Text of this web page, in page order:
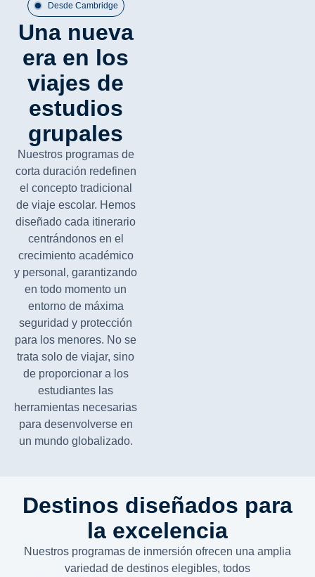
Desde Cambridge
Una nueva
era en los
viajes de
estudios
grupales
Nuestros programas de
corta duración redefinen
el concepto tradicional
de viaje escolar. Hemos
diseñado cada itinerario
centrándonos en el
crecimiento académico
y personal, garantizando
en todo momento un
entorno de máxima
seguridad y protección
para los menores. No se
trata solo de viajar, sino
de proporcionar a los
estudiantes las
herramientas necesarias
para desenvolverse en
un mundo globalizado.
Destinos diseñados para
la excelencia
Nuestros programas de inmersión ofrecen una amplia
variedad de destinos elegibles, todos